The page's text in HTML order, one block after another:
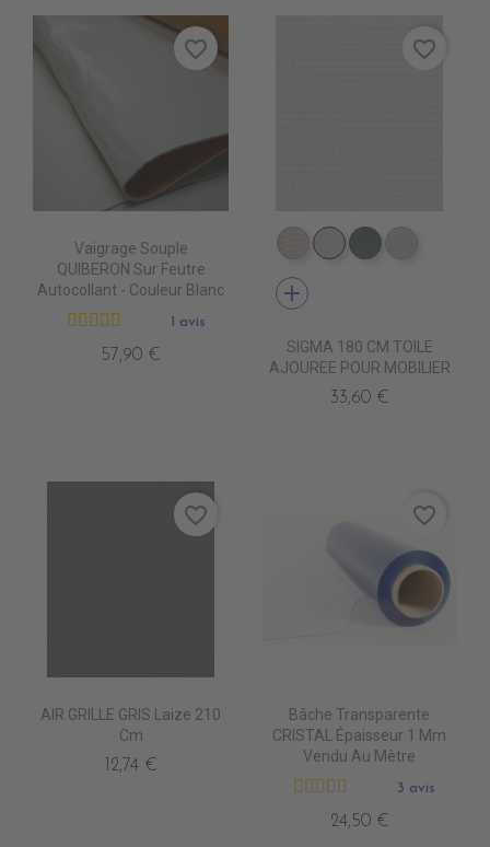
Vaigrage Souple
QUIBERON Sur Feutre
Autocollant - Couleur Blanc
1 avis
57,90 €
favorite_border
DB0209 QUELCY
DB5001 BLANC
DB5003 ACIER
add
SIGMA 180 CM TOILE
AJOUREE POUR MOBILIER
33,60 €
favorite_border
AIR GRILLE GRIS Laize 210
Cm
12,74 €
favorite_border
Bâche Transparente
CRISTAL Épaisseur 1 Mm
Vendu Au Mètre
3 avis
24,50 €
favorite_border